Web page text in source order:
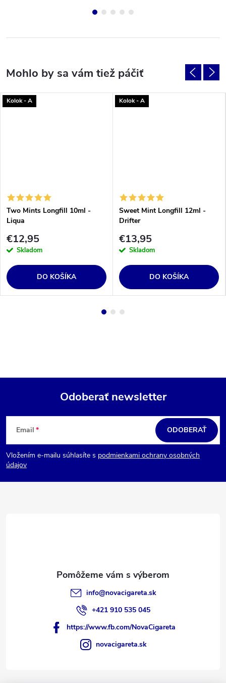
Kolok - A
Two Mints Longfill 10ml -
Liqua
€12,95
Skladom
DO KOŠÍKA
Kolok - A
Sweet Mint Longfill 12ml -
Drifter
€13,95
Skladom
DO KOŠÍKA
Z
p
t
Odoberať newsletter
Email
Vložením e-mailu súhlasíte s podmienkami ochrany osobných
údajov
ODOBERAŤ
info@novacigareta.sk
+421 910 535 045
https://www.fb.com/NovaCigareta
novacigareta.sk